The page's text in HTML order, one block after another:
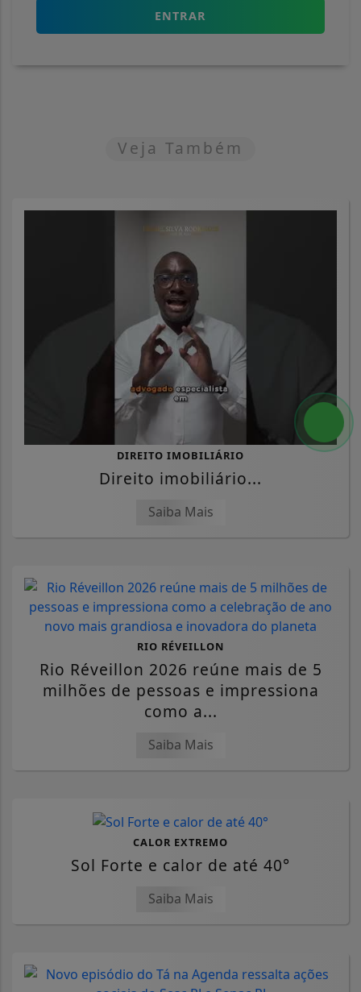
ENTRAR
Veja Também
DIREITO IMOBILIÁRIO
Direito imobiliário...
Saiba Mais
RIO RÉVEILLON
Rio Réveillon 2026 reúne mais de 5
milhões de pessoas e impressiona
como a...
Saiba Mais
CALOR EXTREMO
Sol Forte e calor de até 40°
Saiba Mais